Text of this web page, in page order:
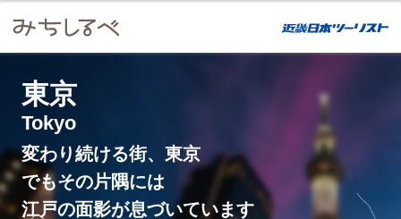
東京
Tokyo
変わり続ける街、東京
でもその片隅には
江戸の面影が息づいています